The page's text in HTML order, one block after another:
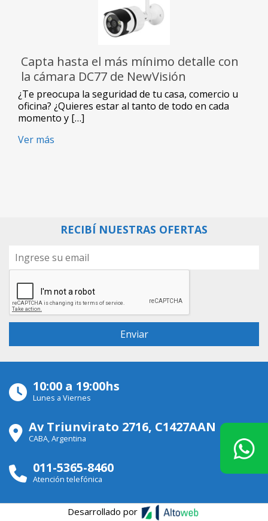
Capta hasta el más mínimo detalle con
la cámara DC77 de NewVisión
¿Te preocupa la seguridad de tu casa, comercio u
oficina? ¿Quieres estar al tanto de todo en cada
momento y […]
Ver más
RECIBÍ NUESTRAS OFERTAS
10:00 a 19:00hs
Lunes a Viernes
Av Triunvirato 2716, C1427AAN
CABA, Argentina
011-5365-8460
Atención telefónica
Desarrollado por